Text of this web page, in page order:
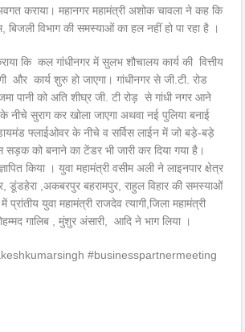
कराया। महानगर महामंत्री अशोक चावला ने कह कि
विभाग की समस्याओं का हल नहीं हो पा रहा है ।
कि कल गांधीनगर में सुलभ शौचालय कार्य की वित्तीय
और कार्य शुरु हो जाएगा। गांधीनगर से जी.टी. रोड
पानी को अति शीघ्र जी. टी रोड़ से गांधी नगर आने
के नीचे सुराग कर खोला जाएगा अथवा नई पुलिया बनाई
फ्लाईओवर के नीचे व सर्विस लाईन में जो बड़े-बड़े
को बनाने का टेंडर भी जारी कर दिया गया है।
किया । युवा महामंत्री वसीम अली ने लाइनपार क्षेत्र
डूंडहेरा ,अकबरपुर बहरामपुर, राहुल विहार की समस्याओं
युवा महामंत्री राजदेव त्यागी,जिला महामंत्री
गालिब , मुंशुर अंसारी, आदि ने भाग लिया ।
#businesspartnermeeting